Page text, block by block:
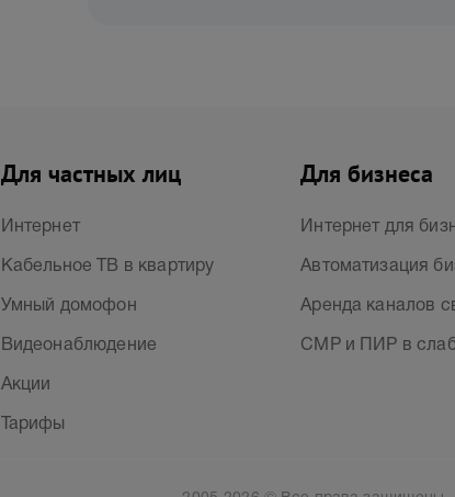
Для частных лиц
Интернет
Кабельное ТВ в квартиру
Умный домофон
Видеонаблюдение
Акции
Тарифы
Для бизнеса
Интернет для
Автоматизация
Аренда каналов
СМР и ПИР в